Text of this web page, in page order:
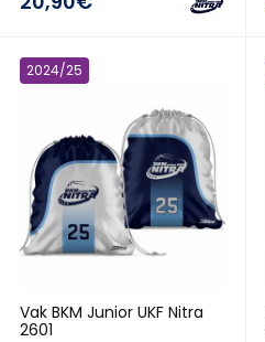
2024/25
Vak BKM Junior UKF Nitra
2601